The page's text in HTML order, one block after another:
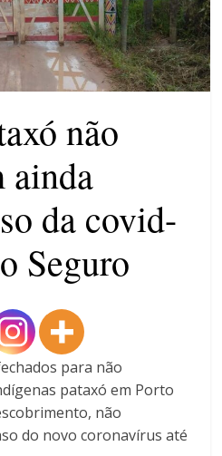
dos candidatos
aposentadoria
como punição
magistrados
não
ainda
da covid-
Seguro
para não
pataxó em Porto
não
do novo coronavírus até